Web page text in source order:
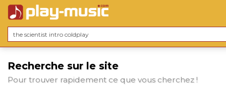
Recherche sur le site
Pour trouver rapidement ce que vous cherchez !